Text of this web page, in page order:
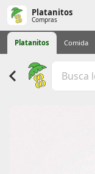
Platanitos
Compras
Platanitos Comida